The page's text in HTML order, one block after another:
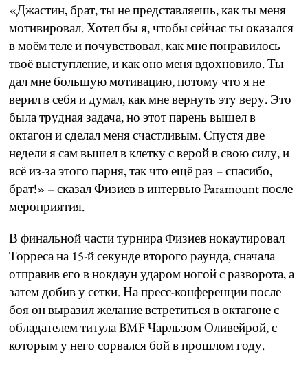
«Джастин, брат, ты не представляешь, как ты меня
мотивировал. Хотел бы я, чтобы сейчас ты оказался
в моём теле и почувствовал, как мне понравилось
твоё выступление, и как оно меня вдохновило. Ты
дал мне большую мотивацию, потому что я не
верил в себя и думал, как мне вернуть эту веру. Это
была трудная задача, но этот парень вышел в
октагон и сделал меня счастливым. Спустя две
недели я сам вышел в клетку с верой в свою силу, и
всё из-за этого парня, так что ещё раз – спасибо,
брат!» – сказал Физиев в интервью Paramount после
мероприятия.
В финальной части турнира Физиев нокаутировал
Торреса на 15-й секунде второго раунда, сначала
отправив его в нокдаун ударом ногой с разворота, а
затем добив у сетки. На пресс-конференции после
боя он выразил желание встретиться в октагоне с
обладателем титула BMF Чарльзом Оливейрой, с
которым у него сорвался бой в прошлом году.